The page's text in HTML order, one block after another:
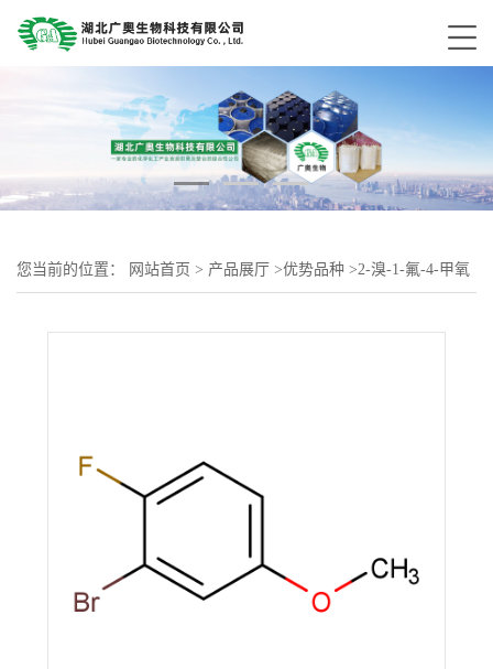
您当前的位置： 网站首页 > 产品展厅 >优势品种 >2-溴-1-氟-4-甲氧